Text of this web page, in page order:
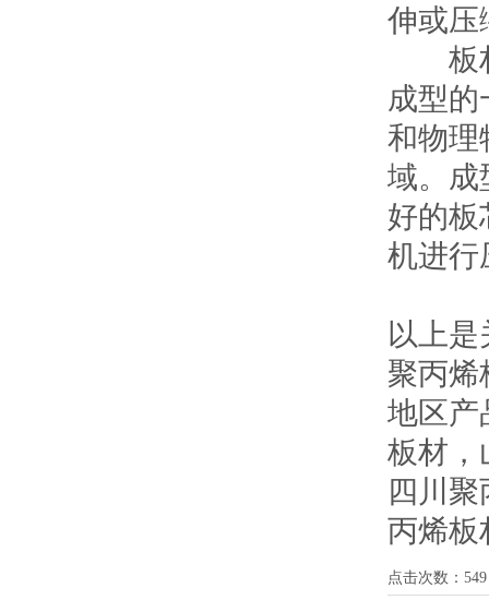
伸或压
板材
成型
和物理
域。成
好的板
机进行
以上
聚丙烯
地区
板材 ，
四川
丙烯板
点击次数： 549